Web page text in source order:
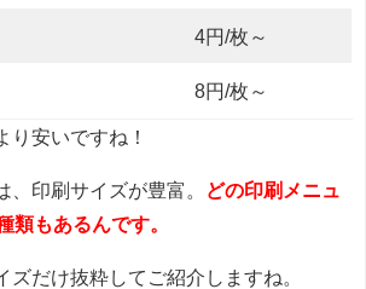
4円/枚～
8円/枚～
り安いですね！
、印刷サイズが豊富。
どの印刷メニュ
類もあるんです。
ズだけ抜粋してご紹介しますね。